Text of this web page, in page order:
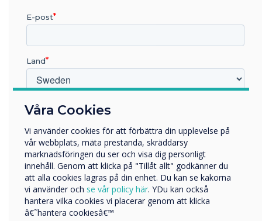
Wayfinding
Non Touch screen wayfinding
Våra Cookies
Vi använder cookies för att förbättra din upplevelse på
vår webbplats, mäta prestanda, skräddarsy
marknadsföringen du ser och visa dig personligt
innehåll. Genom att klicka på "Tillåt allt" godkänner du
att alla cookies lagras på din enhet. Du kan se kakorna
vi använder och se vår policy här. YDu kan också
hantera vilka cookies vi placerar genom att klicka
â€˜hantera cookiesâ€™
E-post
Land
Vilken bransch arbetar du inom?
Företag
Övriga
Företagets namn
Vi skulle vilja kontakta dig angående våra produkter och